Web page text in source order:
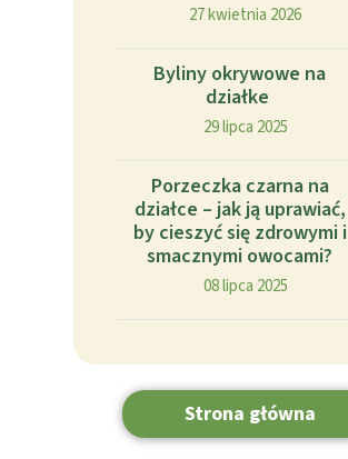
27 kwietnia 2026
Byliny okrywowe na
działke
29 lipca 2025
Porzeczka czarna na
działce – jak ją uprawiać,
by cieszyć się zdrowymi i
smacznymi owocami?
08 lipca 2025
Strona główna